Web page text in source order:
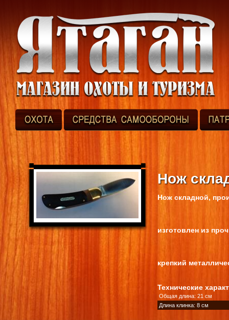
Нож
Нож складной,
изготовлен из
крепкий
Технические
Общая длина: 21 см
Длина клинка: 8 см